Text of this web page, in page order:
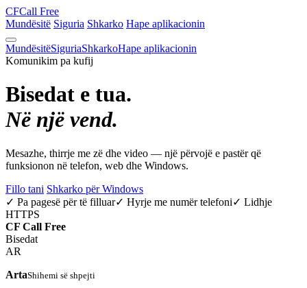
CFCall Free
Mundësitë Siguria Shkarko Hape aplikacionin
MundësitëSiguriaShkarkoHape aplikacionin
Komunikim pa kufij
Bisedat e tua.
Në një vend.
Mesazhe, thirrje me zë dhe video — një përvojë e pastër që
funksionon në telefon, web dhe Windows.
Fillo tani Shkarko për Windows
✓ Pa pagesë për të filluar✓ Hyrje me numër telefoni✓ Lidhje
HTTPS
CF Call Free
Bisedat
AR
ArtaShihemi së shpejti